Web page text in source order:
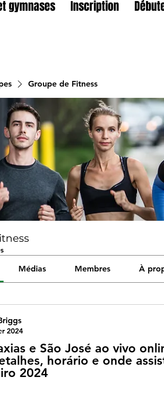
gymnases Inscription
Groupe de Fitness
Médias Membres À
2024
e São José ao vivo
horário e onde
2024